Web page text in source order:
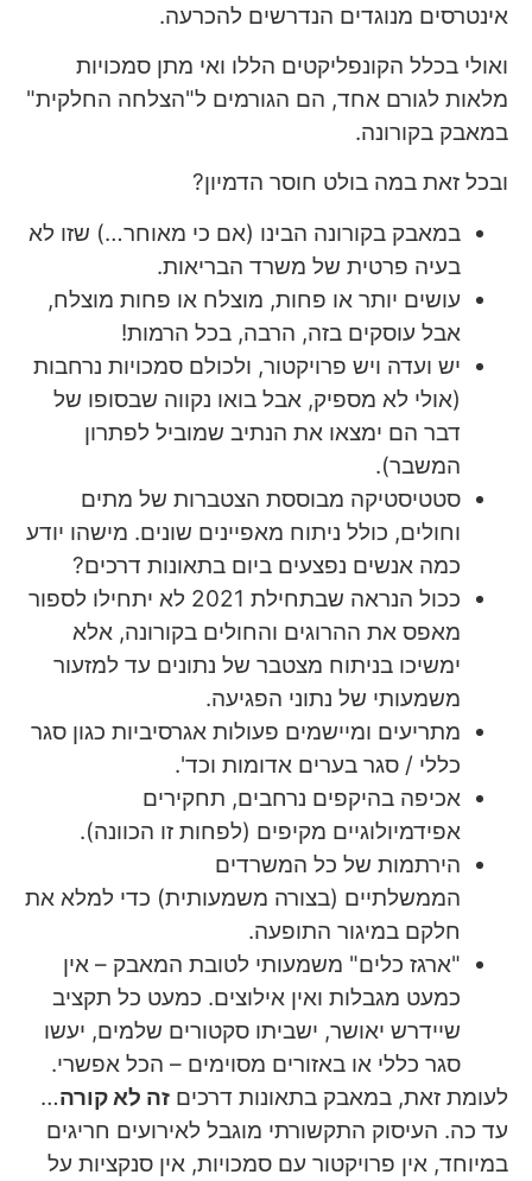
אינטרסים מנוגדים הנדרשים להכרעה.
ואולי בכלל הקונפליקטים הללו ואי מתן סמכויות
מלאות לגורם אחד, הם הגורמים ל"הצלחה החלקית"
במאבק בקורונה.
ובכל זאת במה בולט חוסר הדמיון?
במאבק בקורונה הבינו (אם כי מאוחר…) שזו לא
בעיה פרטית של משרד הבריאות.
עושים יותר או פחות, מוצלח או פחות מוצלח,
אבל עוסקים בזה, הרבה, בכל הרמות!
יש ועדה ויש פרויקטור, ולכולם סמכויות נרחבות
(אולי לא מספיק, אבל בואו נקווה שבסופו של
דבר הם ימצאו את הנתיב שמוביל לפתרון
המשבר).
סטטיסטיקה מבוססת הצטברות של מתים
וחולים, כולל ניתוח מאפיינים שונים. מישהו יודע
כמה אנשים נפצעים ביום בתאונות דרכים?
ככול הנראה שבתחילת 2021 לא יתחילו לספור
מאפס את ההרוגים והחולים בקורונה, אלא
ימשיכו בניתוח מצטבר של נתונים עד למזעור
משמעותי של נתוני הפגיעה.
מתריעים ומיישמים פעולות אגרסיביות כגון סגר
כללי / סגר בערים אדומות וכד'.
אכיפה בהיקפים נרחבים, תחקירים
אפידמיולוגיים מקיפים (לפחות זו הכוונה).
הירתמות של כל המשרדים
הממשלתיים (בצורה משמעותית) כדי למלא את
חלקם במיגור התופעה.
"ארגז כלים" משמעותי לטובת המאבק – אין
כמעט מגבלות ואין אילוצים. כמעט כל תקציב
שיידרש יאושר, ישביתו סקטורים שלמים, יעשו
סגר כללי או באזורים מסוימים – הכל אפשרי.
לעומת זאת, במאבק בתאונות דרכים זה לא קורה…
עד כה. העיסוק התקשורתי מוגבל לאירועים חריגים
במיוחד, אין פרויקטור עם סמכויות, אין סנקציות על